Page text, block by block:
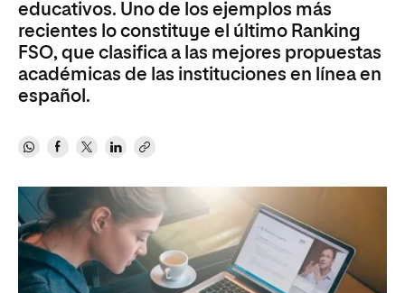
educativos. Uno de los ejemplos más
recientes lo constituye el último Ranking
FSO, que clasifica a las mejores propuestas
académicas de las instituciones en línea en
español.